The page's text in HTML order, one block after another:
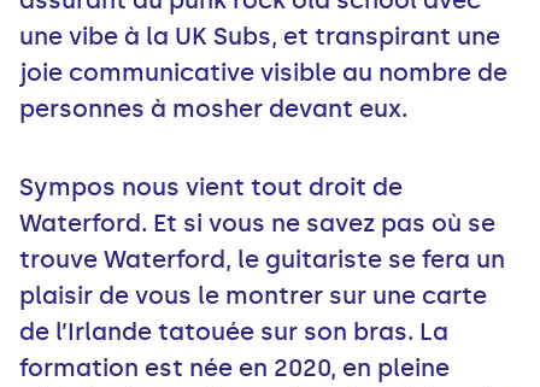
une vibe à la UK Subs, et transpirant une
joie communicative visible au nombre de
personnes à mosher devant eux.
Sympos nous vient tout droit de
Waterford. Et si vous ne savez pas où se
trouve Waterford, le guitariste se fera un
plaisir de vous le montrer sur une carte
de l’Irlande tatouée sur son bras. La
formation est née en 2020, en pleine